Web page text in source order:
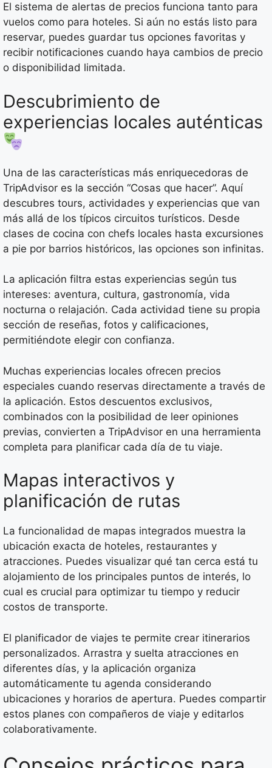
El sistema de alertas de precios funciona tanto para
vuelos como para hoteles. Si aún no estás listo para
reservar, puedes guardar tus opciones favoritas y
recibir notificaciones cuando haya cambios de precio
o disponibilidad limitada.
Descubrimiento de
experiencias locales auténticas
Una de las características más enriquecedoras de
TripAdvisor es la sección “Cosas que hacer”. Aquí
descubres tours, actividades y experiencias que van
más allá de los típicos circuitos turísticos. Desde
clases de cocina con chefs locales hasta excursiones
a pie por barrios históricos, las opciones son infinitas.
La aplicación filtra estas experiencias según tus
intereses: aventura, cultura, gastronomía, vida
nocturna o relajación. Cada actividad tiene su propia
sección de reseñas, fotos y calificaciones,
permitiéndote elegir con confianza.
Muchas experiencias locales ofrecen precios
especiales cuando reservas directamente a través de
la aplicación. Estos descuentos exclusivos,
combinados con la posibilidad de leer opiniones
previas, convierten a TripAdvisor en una herramienta
completa para planificar cada día de tu viaje.
Mapas interactivos y
planificación de rutas
La funcionalidad de mapas integrados muestra la
ubicación exacta de hoteles, restaurantes y
atracciones. Puedes visualizar qué tan cerca está tu
alojamiento de los principales puntos de interés, lo
cual es crucial para optimizar tu tiempo y reducir
costos de transporte.
El planificador de viajes te permite crear itinerarios
personalizados. Arrastra y suelta atracciones en
diferentes días, y la aplicación organiza
automáticamente tu agenda considerando
ubicaciones y horarios de apertura. Puedes compartir
estos planes con compañeros de viaje y editarlos
colaborativamente.